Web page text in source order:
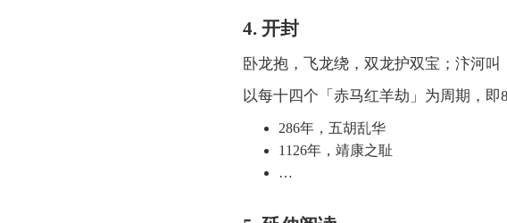
4. 开封
卧龙抱，飞龙绕，双龙护双宝；汴河叫
以每十四个「赤马红羊劫」为周期，即
286年，五胡乱华
1126年，靖康之耻
…